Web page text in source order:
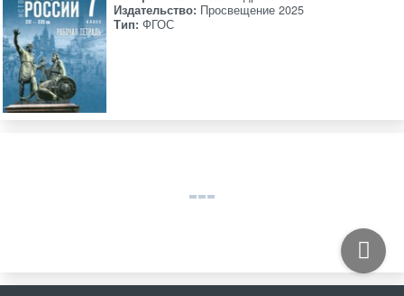
Издательство: Просвещение 2025
Тип: ФГОС